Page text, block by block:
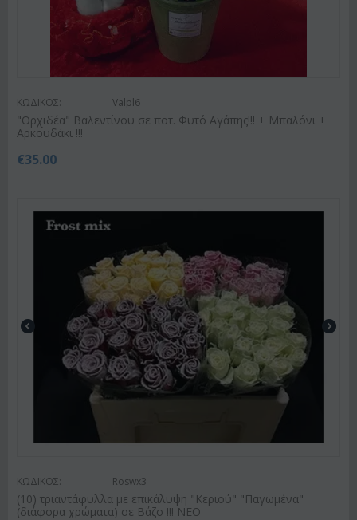
ΚΩΔΙΚΟΣ: Valpl6
"Ορχιδέα" Βαλεντίνου σε ποτ. Φυτό Αγάπης!!! + Μπαλόνι +
Αρκουδάκι !!!
€35.00
ΚΩΔΙΚΟΣ: Roswx3
(10) τριαντάφυλλα με επικάλυψη "Κεριού" "Παγωμένα"
(διάφορα χρώματα) σε Βάζο !!! ΝΕΟ